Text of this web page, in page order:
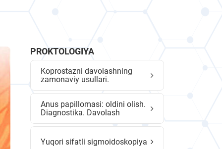
PROKTOLOGIYA
Koprostazni davolashning
zamonaviy usullari.
Anus papillomasi: oldini olish.
Diagnostika. Davolash
Yuqori sifatli sigmoidoskopiya